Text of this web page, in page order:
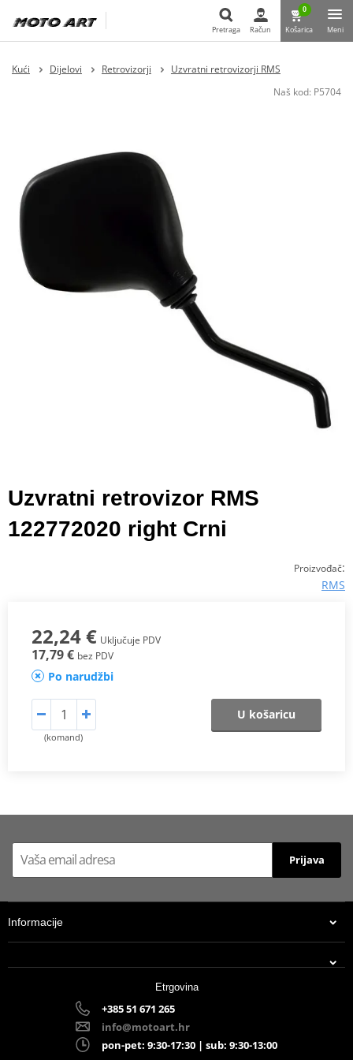
Pretraga Račun
0
Košarica Meni
Kući Dijelovi Retrovizorji
Uzvratni retrovizorji RMS
Naš kod: P5704
Uzvratni retrovizor RMS
122772020 right Crni
Proizvođač:
RMS
22,24 € Uključuje PDV
17,79 € bez PDV
Po narudžbi
(komand)
U košaricu
Prijava
Informacije
Etrgovina
+385 51 671 265
info@motoart.hr
pon-pet: 9:30-17:30 | sub: 9:30-13:00